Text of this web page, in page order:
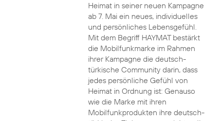
Heimat in seiner neuen Kampagne
ab 7. Mai ein neues, individuelles
und persönliches Lebensgefühl.
Mit dem Begriff HAYMAT bestärkt
die Mobilfunkmarke im Rahmen
ihrer Kampagne die deutsch-
türkische Community darin, dass
jedes persönliche Gefühl von
Heimat in Ordnung ist: Genauso
wie die Marke mit ihren
Mobilfunkprodukten ihre deutsch-